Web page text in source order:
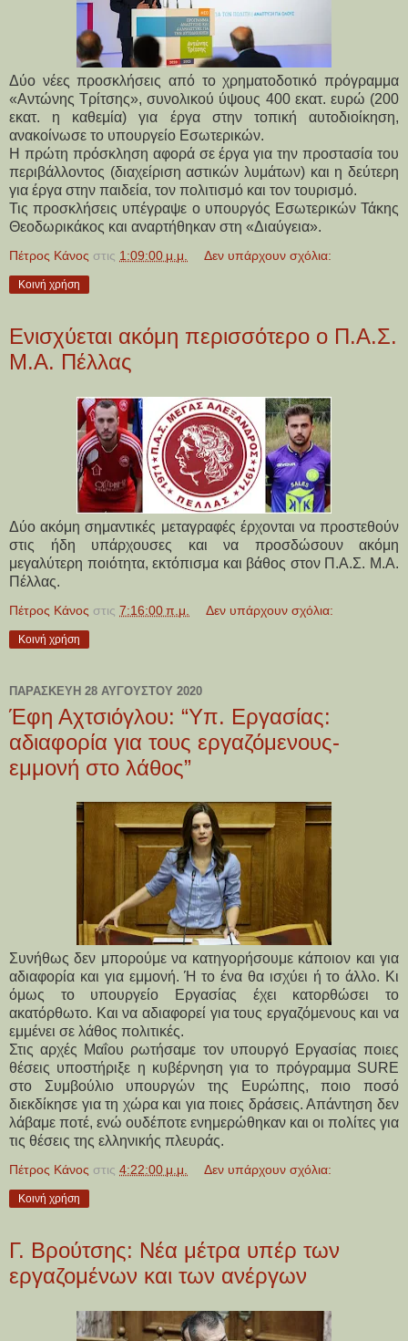
Δύο νέες προσκλήσεις από το χρηματοδοτικό πρόγραμμα
«Αντώνης Τρίτσης», συνολικού ύψους 400 εκατ. ευρώ (200
εκατ. η καθεμία) για έργα στην τοπική αυτοδιοίκηση,
ανακοίνωσε το υπουργείο Εσωτερικών.
Η πρώτη πρόσκληση αφορά σε έργα για την προστασία του
περιβάλλοντος (διαχείριση αστικών λυμάτων) και η δεύτερη
για έργα στην παιδεία, τον πολιτισμό και τον τουρισμό.
Τις προσκλήσεις υπέγραψε ο υπουργός Εσωτερικών Τάκης
Θεοδωρικάκος και αναρτήθηκαν στη «Διαύγεια».
Πέτρος Κάνος στις 1:09:00 μ.μ. Δεν υπάρχουν σχόλια:
Κοινή χρήση
Ενισχύεται ακόμη περισσότερο ο Π.Α.Σ.
Μ.Α. Πέλλας
Δύο ακόμη σημαντικές μεταγραφές έρχονται να προστεθούν
στις ήδη υπάρχουσες και να προσδώσουν ακόμη
μεγαλύτερη ποιότητα, εκτόπισμα και βάθος στον Π.Α.Σ. Μ.Α.
Πέλλας.
Πέτρος Κάνος στις 7:16:00 π.μ. Δεν υπάρχουν σχόλια:
Κοινή χρήση
ΠΑΡΑΣΚΕΥΉ 28 ΑΥΓΟΎΣΤΟΥ 2020
Έφη Αχτσιόγλου: “Υπ. Εργασίας:
αδιαφορία για τους εργαζόμενους-
εμμονή στο λάθος”
Συνήθως δεν μπορούμε να κατηγορήσουμε κάποιον και για
αδιαφορία και για εμμονή. Ή το ένα θα ισχύει ή το άλλο. Κι
όμως το υπουργείο Εργασίας έχει κατορθώσει το
ακατόρθωτο. Και να αδιαφορεί για τους εργαζόμενους και να
εμμένει σε λάθος πολιτικές.
Στις αρχές Μαΐου ρωτήσαμε τον υπουργό Εργασίας ποιες
θέσεις υποστήριξε η κυβέρνηση για το πρόγραμμα SURE
στο Συμβούλιο υπουργών της Ευρώπης, ποιο ποσό
διεκδίκησε για τη χώρα και για ποιες δράσεις. Απάντηση δεν
λάβαμε ποτέ, ενώ ουδέποτε ενημερώθηκαν και οι πολίτες για
τις θέσεις της ελληνικής πλευράς.
Πέτρος Κάνος στις 4:22:00 μ.μ. Δεν υπάρχουν σχόλια:
Κοινή χρήση
Γ. Βρούτσης: Nέα μέτρα υπέρ των
εργαζομένων και των ανέργων